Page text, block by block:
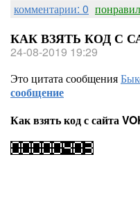
комментарии: 0
КАК ВЗЯТЬ КОД С
24-08-2019 19:29
Это цитата сообщения
сообщение
Как взять код с сайта